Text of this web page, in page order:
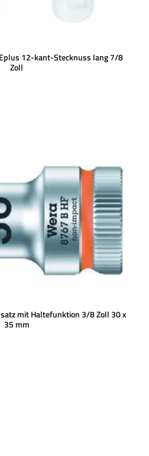
12-kant-Stecknuss lang 7/8
Zoll
mit Haltefunktion 3/8 Zoll 30 x
35 mm